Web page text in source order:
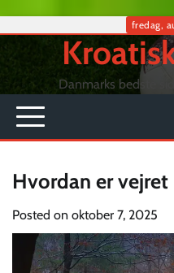
content
fredag,
Danmarks bedste
Hvordan er
Posted on oktober 7, 2025